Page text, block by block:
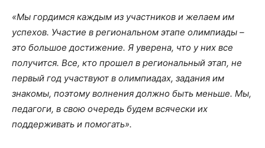
«Мы гордимся каждым из участников и желаем им
успехов. Участие в региональном этапе олимпиады –
это большое достижение. Я уверена, что у них все
получится. Все, кто прошел в региональный этап, не
первый год участвуют в олимпиадах, задания им
знакомы, поэтому волнения должно быть меньше. Мы,
педагоги, в свою очередь будем всячески их
поддерживать и помогать».